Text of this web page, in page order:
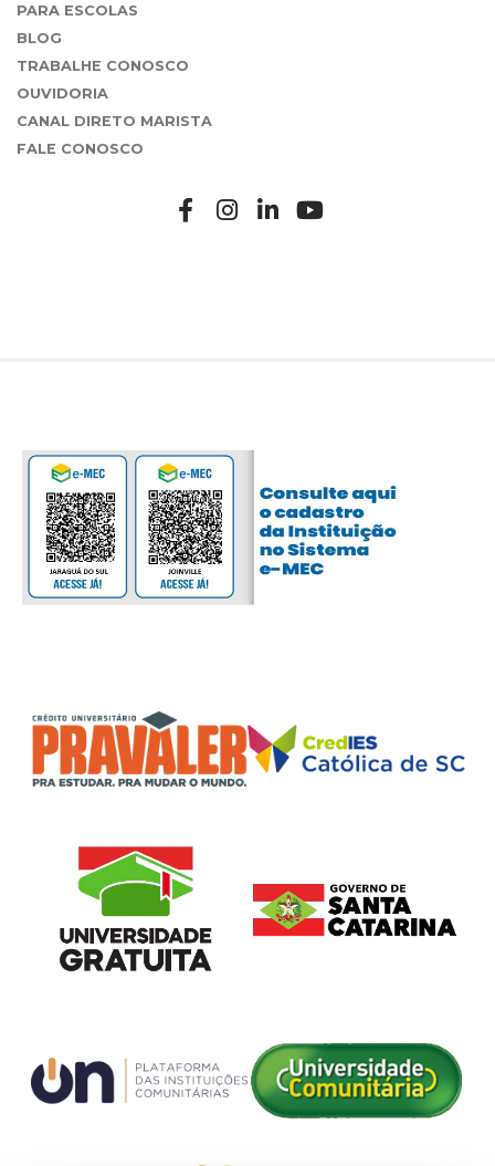
PARA ESCOLAS
BLOG
TRABALHE CONOSCO
OUVIDORIA
CANAL DIRETO MARISTA
FALE CONOSCO